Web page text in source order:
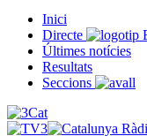
Inici
Directe
Últimes notícies
Resultats
Seccions